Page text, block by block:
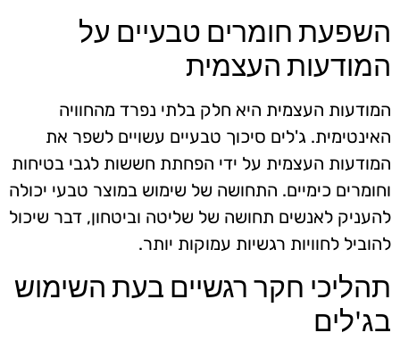
השפעת חומרים טבעיים על
המודעות העצמית
המודעות העצמית היא חלק בלתי נפרד מהחוויה
האינטימית. ג'לים סיכוך טבעיים עשויים לשפר את
המודעות העצמית על ידי הפחתת חששות לגבי בטיחות
וחומרים כימיים. התחושה של שימוש במוצר טבעי יכולה
להעניק לאנשים תחושה של שליטה וביטחון, דבר שיכול
להוביל לחוויות רגשיות עמוקות יותר.
תהליכי חקר רגשיים בעת השימוש
בג'לים